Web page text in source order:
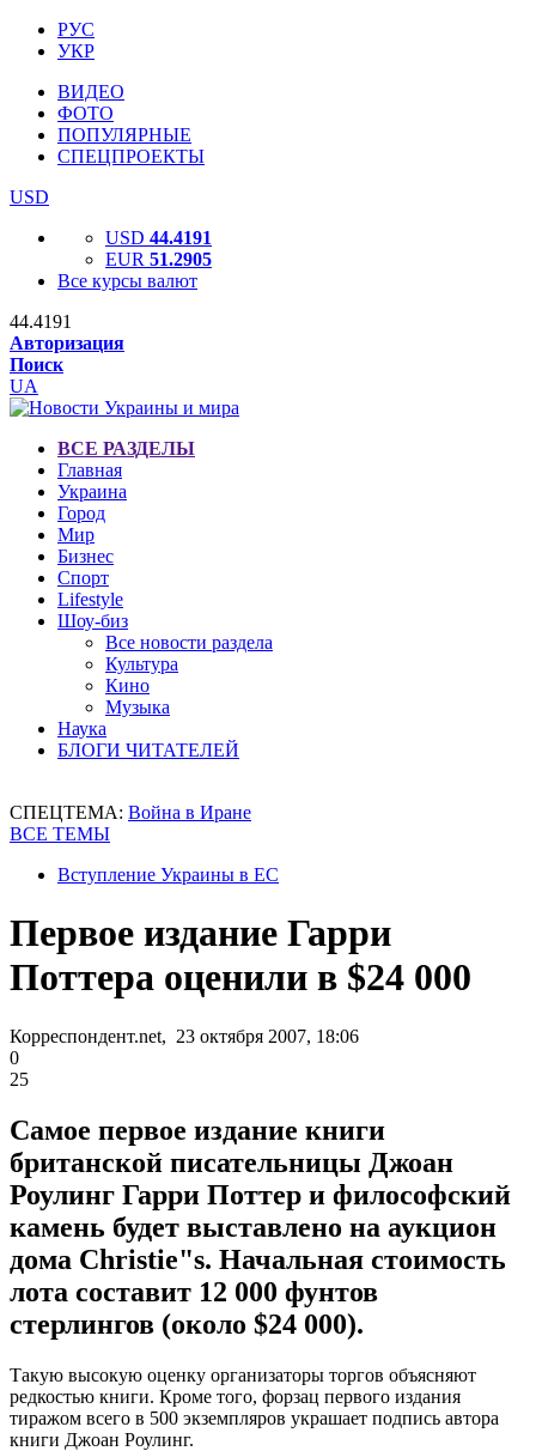
РУС
УКР
ВИДЕО
ФОТО
ПОПУЛЯРНЫЕ
СПЕЦПРОЕКТЫ
USD
USD 44.4191
EUR 51.2905
Все курсы валют
44.4191
Авторизация
Поиск
UA
ВСЕ РАЗДЕЛЫ
Главная
Украина
Город
Мир
Бизнес
Спорт
Lifestyle
Шоу-биз
Все новости раздела
Культура
Кино
Музыка
Наука
БЛОГИ ЧИТАТЕЛЕЙ
СПЕЦТЕМА: Война в Иране
ВСЕ ТЕМЫ
Вступление Украины в ЕС
Первое издание Гарри
Поттера оценили в $24 000
Корреспондент.net, 23 октября 2007, 18:06
0
25
Самое первое издание книги
британской писательницы Джоан
Роулинг Гарри Поттер и философский
камень будет выставлено на аукцион
дома Christie"s. Начальная стоимость
лота составит 12 000 фунтов
стерлингов (около $24 000).
Такую высокую оценку организаторы торгов объясняют
редкостью книги. Кроме того, форзац первого издания
тиражом всего в 500 экземпляров украшает подпись автора
книги Джоан Роулинг.